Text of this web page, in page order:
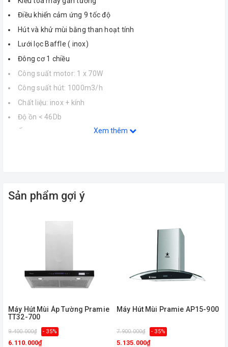
Điều khiển cảm ứng 9 tốc độ
Hút và khử mùi bằng than hoạt tính
Lưới lọc Baffle ( inox)
Đông cơ 1 chiều
Công suất motor: 1 x 70W
Công suất hút: 1000m3/h
Chất liệu: inox + kính
Độ ồn < 46Db
Ống thoát ra ngoài phi 150mm
Trọng lượng: 16.5kg (EQ90)
Xem thêm
Sản phẩm gợi ý
Máy Hút Mùi Áp Tường Pramie
TT32-700
9.400.000₫ - 35%
6.110.000₫
Máy Hút Mùi Pramie AP15-900
7.900.000₫ - 35%
5.135.000₫